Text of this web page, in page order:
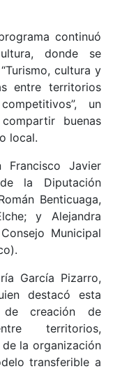
continuó
donde se
cultura y
entre territorios
un
buenas
local.
Francisco Javier
la Diputación
Benticuaga,
y Alejandra
Municipal
García Pizarro,
destacó esta
de creación de
territorios,
la organización
transferible a